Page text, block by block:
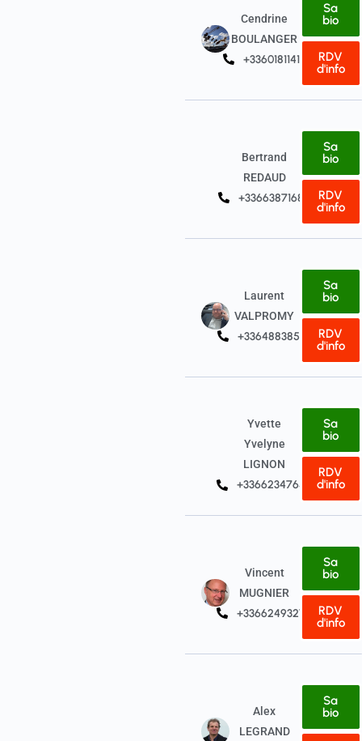
Cendrine
BOULANGER
+33601811416
Sa
bio
RDV
d'info
Bertrand
REDAUD
+33663871682
Sa
bio
RDV
d'info
Laurent
VALPROMY
+33648838532
Sa
bio
RDV
d'info
Yvette
Yvelyne
LIGNON
+33662347657
Sa
bio
RDV
d'info
Vincent
MUGNIER
+33662493279
Sa
bio
RDV
d'info
Alex
LEGRAND
Sa
bio